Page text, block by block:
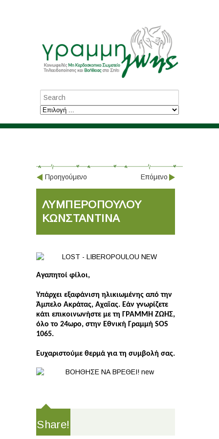
Προηγούμενο Επόμενο
ΛΥΜΠΕΡΟΠΟΥΛΟΥ
ΚΩΝΣΤΑΝΤΙΝΑ
Aγαπητοί φίλοι,
Υπάρχει εξαφάνιση ηλικιωμένης από την
Άμπελο Ακράτας, Αχαϊας. Εάν γνωρίζετε
κάτι επικοινωνήστε με τη ΓΡΑΜΜΗ ΖΩΗΣ,
όλο το 24ωρο, στην Εθνική Γραμμή SOS
1065.
Ευχαριστούμε θερμά για τη συμβολή σας.
Share!